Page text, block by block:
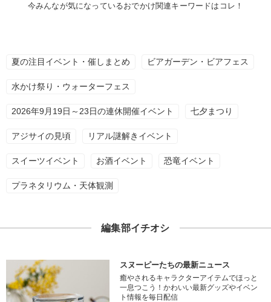
今みんなが気になっているおでかけ関連キーワードはコレ！
夏の注目イベント・催しまとめ ビアガーデン・ビアフェス
水かけ祭り・ウォーターフェス
2026年9月19日～23日の連休開催イベント 七夕まつり
アジサイの見頃 リアル謎解きイベント
スイーツイベント お酒イベント 恐竜イベント
プラネタリウム・天体観測
編集部イチオシ
スヌーピーたちの最新ニュース
癒やされるキャラクターアイテムでほっと
一息つこう！かわいい最新グッズやイベン
ト情報を毎日配信